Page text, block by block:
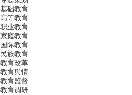
基础教育
高等教育
职业教育
家庭教育
国际教育
民族教育
教育改革
教育舆情
教育监督
教育调研